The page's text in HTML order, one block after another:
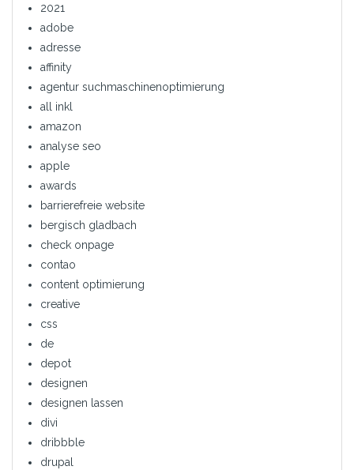
2021
adobe
adresse
affinity
agentur suchmaschinenoptimierung
all inkl
amazon
analyse seo
apple
awards
barrierefreie website
bergisch gladbach
check onpage
contao
content optimierung
creative
css
de
depot
designen
designen lassen
divi
dribbble
drupal